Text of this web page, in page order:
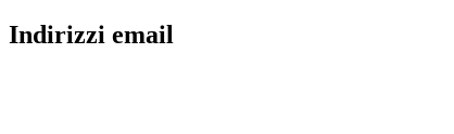
indirizzi email